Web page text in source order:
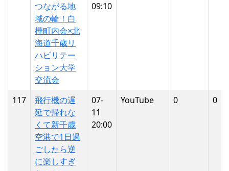
つながる地
域の輪！白
樺町内会×北
海道千歳リ
ハビリテー
ション大学
交流会
09:10
117
飛行機の遅
延で帰れな
くて新千歳
空港で1日過
ごしたら逆
に楽しすぎ
07-
11
20:00
YouTube 0 0